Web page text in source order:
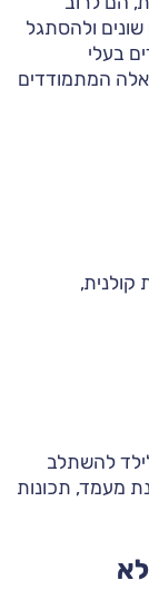
ולהסתגל
בעלי
כאלה המתמודדים
קולנית,
להשתלב
מעמד, תכונות